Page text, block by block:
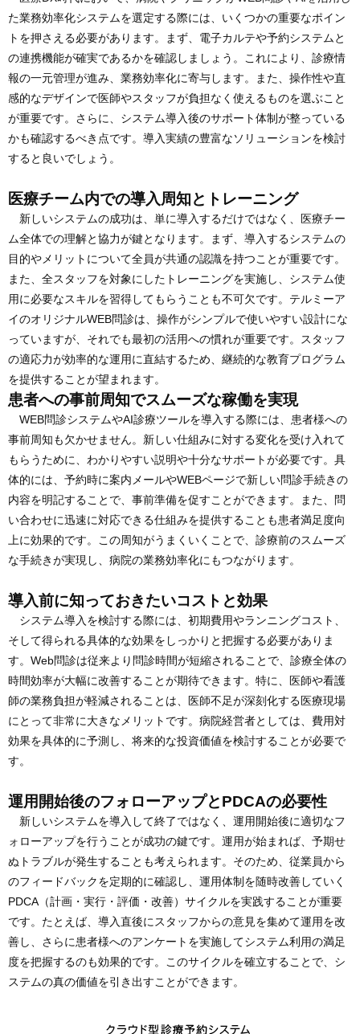
た業務効率化システムを選定する際には、いくつかの重要なポイン
トを押さえる必要があります。まず、電子カルテや予約システムと
の連携機能が確実であるかを確認しましょう。これにより、診療情
報の一元管理が進み、業務効率化に寄与します。また、操作性や直
感的なデザインで医師やスタッフが負担なく使えるものを選ぶこと
が重要です。さらに、システム導入後のサポート体制が整っている
かも確認するべき点です。導入実績の豊富なソリューションを検討
すると良いでしょう。
医療チーム内での導入周知とトレーニング
新しいシステムの成功は、単に導入するだけではなく、医療チー
ム全体での理解と協力が鍵となります。まず、導入するシステムの
目的やメリットについて全員が共通の認識を持つことが重要です。
また、全スタッフを対象にしたトレーニングを実施し、システム使
用に必要なスキルを習得してもらうことも不可欠です。テルミーア
イのオリジナルWEB問診は、操作がシンプルで使いやすい設計にな
っていますが、それでも最初の活用への慣れが重要です。スタッフ
の適応力が効率的な運用に直結するため、継続的な教育プログラム
を提供することが望まれます。
患者への事前周知でスムーズな稼働を実現
WEB問診システムやAI診療ツールを導入する際には、患者様への
事前周知も欠かせません。新しい仕組みに対する変化を受け入れて
もらうために、わかりやすい説明や十分なサポートが必要です。具
体的には、予約時に案内メールやWEBページで新しい問診手続きの
内容を明記することで、事前準備を促すことができます。また、問
い合わせに迅速に対応できる仕組みを提供することも患者満足度向
上に効果的です。この周知がうまくいくことで、診療前のスムーズ
な手続きが実現し、病院の業務効率化にもつながります。
導入前に知っておきたいコストと効果
システム導入を検討する際には、初期費用やランニングコスト、
そして得られる具体的な効果をしっかりと把握する必要がありま
す。Web問診は従来より問診時間が短縮されることで、診療全体の
時間効率が大幅に改善することが期待できます。特に、医師や看護
師の業務負担が軽減されることは、医師不足が深刻化する医療現場
にとって非常に大きなメリットです。病院経営者としては、費用対
効果を具体的に予測し、将来的な投資価値を検討することが必要で
す。
運用開始後のフォローアップとPDCAの必要性
新しいシステムを導入して終了ではなく、運用開始後に適切なフ
ォローアップを行うことが成功の鍵です。運用が始まれば、予期せ
ぬトラブルが発生することも考えられます。そのため、従業員から
のフィードバックを定期的に確認し、運用体制を随時改善していく
PDCA（計画・実行・評価・改善）サイクルを実践することが重要
です。たとえば、導入直後にスタッフからの意見を集めて運用を改
善し、さらに患者様へのアンケートを実施してシステム利用の満足
度を把握するのも効果的です。このサイクルを確立することで、シ
ステムの真の価値を引き出すことができます。